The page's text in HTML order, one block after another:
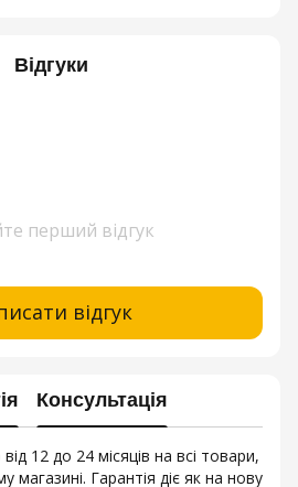
Відгуки
перший відгук
відгук
Консультація
12 до 24 місяців на всі товари,
магазині. Гарантія діє як на нову